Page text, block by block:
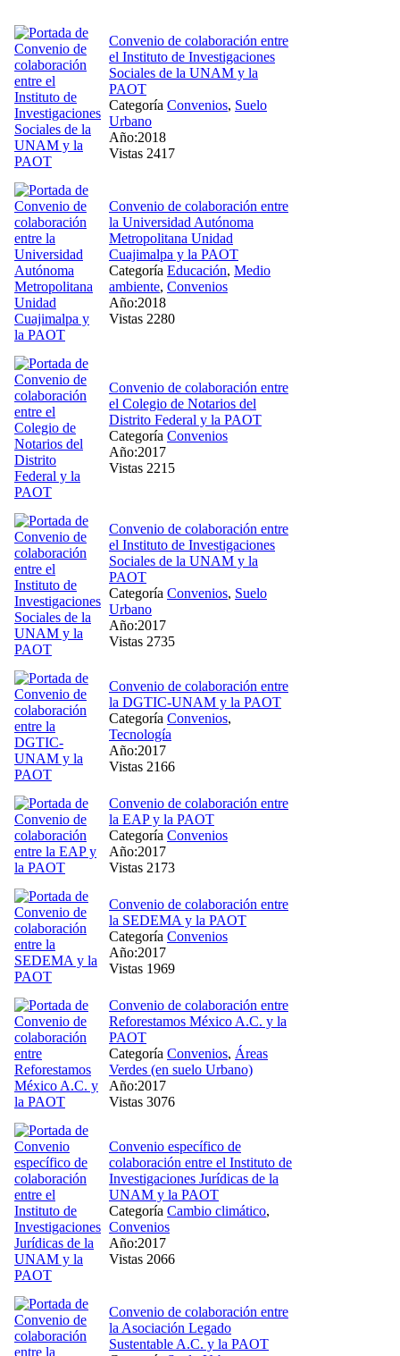
Convenio de colaboración entre
el Instituto de Investigaciones
Sociales de la UNAM y la
PAOT
Categoría Convenios, Suelo
Urbano
Año:2018
Vistas 2417
Convenio de colaboración entre
la Universidad Autónoma
Metropolitana Unidad
Cuajimalpa y la PAOT
Categoría Educación, Medio
ambiente, Convenios
Año:2018
Vistas 2280
Convenio de colaboración entre
el Colegio de Notarios del
Distrito Federal y la PAOT
Categoría Convenios
Año:2017
Vistas 2215
Convenio de colaboración entre
el Instituto de Investigaciones
Sociales de la UNAM y la
PAOT
Categoría Convenios, Suelo
Urbano
Año:2017
Vistas 2735
Convenio de colaboración entre
la DGTIC-UNAM y la PAOT
Categoría Convenios,
Tecnología
Año:2017
Vistas 2166
Convenio de colaboración entre
la EAP y la PAOT
Categoría Convenios
Año:2017
Vistas 2173
Convenio de colaboración entre
la SEDEMA y la PAOT
Categoría Convenios
Año:2017
Vistas 1969
Convenio de colaboración entre
Reforestamos México A.C. y la
PAOT
Categoría Convenios, Áreas
Verdes (en suelo Urbano)
Año:2017
Vistas 3076
Convenio específico de
colaboración entre el Instituto de
Investigaciones Jurídicas de la
UNAM y la PAOT
Categoría Cambio climático,
Convenios
Año:2017
Vistas 2066
Convenio de colaboración entre
la Asociación Legado
Sustentable A.C. y la PAOT